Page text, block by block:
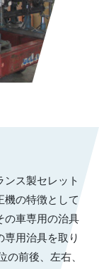
ンス製セレット
機の特徴として
の車専用の治具
専用治具を取り
前後、左右、